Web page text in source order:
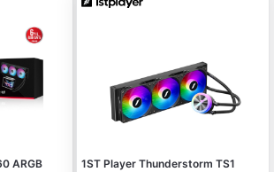
ARGB
1ST Player Thunderstorm TS1